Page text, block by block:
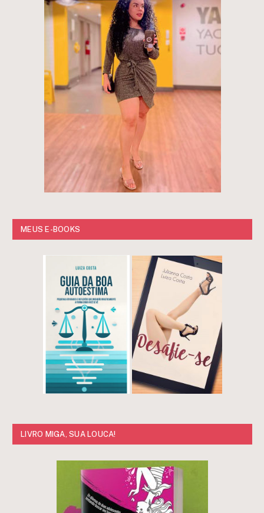
MEUS E-BOOKS
LIVRO MIGA, SUA LOUCA!